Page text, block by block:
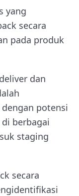
yang
secara
pada produk
dan
potensi
berbagai
staging
secara